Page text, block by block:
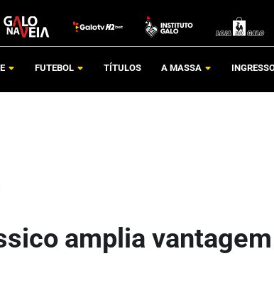
FUTEBOL TÍTULOS A MASSA
amplia